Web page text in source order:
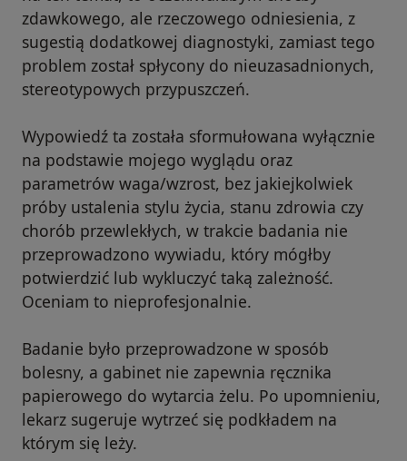
zdawkowego, ale rzeczowego odniesienia, z
sugestią dodatkowej diagnostyki, zamiast tego
problem został spłycony do nieuzasadnionych,
stereotypowych przypuszczeń.
Wypowiedź ta została sformułowana wyłącznie
na podstawie mojego wyglądu oraz
parametrów waga/wzrost, bez jakiejkolwiek
próby ustalenia stylu życia, stanu zdrowia czy
chorób przewlekłych, w trakcie badania nie
przeprowadzono wywiadu, który mógłby
potwierdzić lub wykluczyć taką zależność.
Oceniam to nieprofesjonalnie.
Badanie było przeprowadzone w sposób
bolesny, a gabinet nie zapewnia ręcznika
papierowego do wytarcia żelu. Po upomnieniu,
lekarz sugeruje wytrzeć się podkładem na
którym się leży.